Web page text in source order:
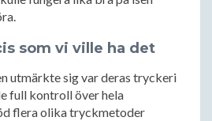
som vi ville ha det
utmärkte sig var deras tryckeri
full kontroll över hela
flera olika tryckmetoder